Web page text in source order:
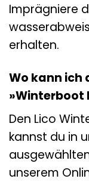
Imprägniere
erhalten.
Wo kann ich
»Winterboot
Den Lico
kannst du in
unserem